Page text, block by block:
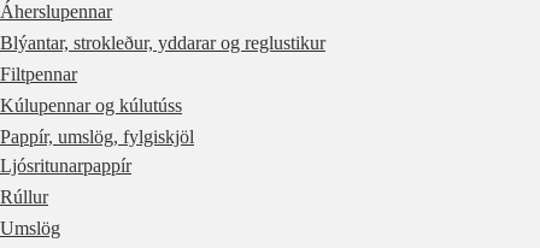
Áherslupennar
Blýantar, strokleður, yddarar og reglustikur
Filtpennar
Kúlupennar og kúlutúss
Pappír, umslög, fylgiskjöl
Ljósritunarpappír
Rúllur
Umslög